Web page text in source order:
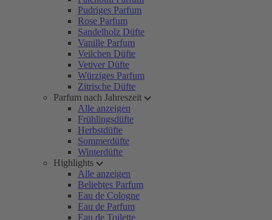
Pudriges Parfum
Rose Parfum
Sandelholz Düfte
Vanille Parfum
Veilchen Düfte
Vetiver Düfte
Würziges Parfum
Zitrische Düfte
Parfum nach Jahreszeit
Alle anzeigen
Frühlingsdüfte
Herbstdüfte
Sommerdüfte
Winterdüfte
Highlights
Alle anzeigen
Beliebtes Parfum
Eau de Cologne
Eau de Parfum
Eau de Toilette